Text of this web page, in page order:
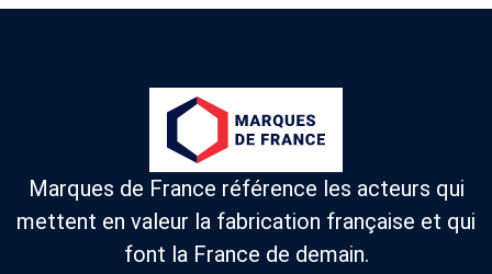
Marques de France référence les acteurs qui
mettent en valeur la fabrication française et qui
font la France de demain.